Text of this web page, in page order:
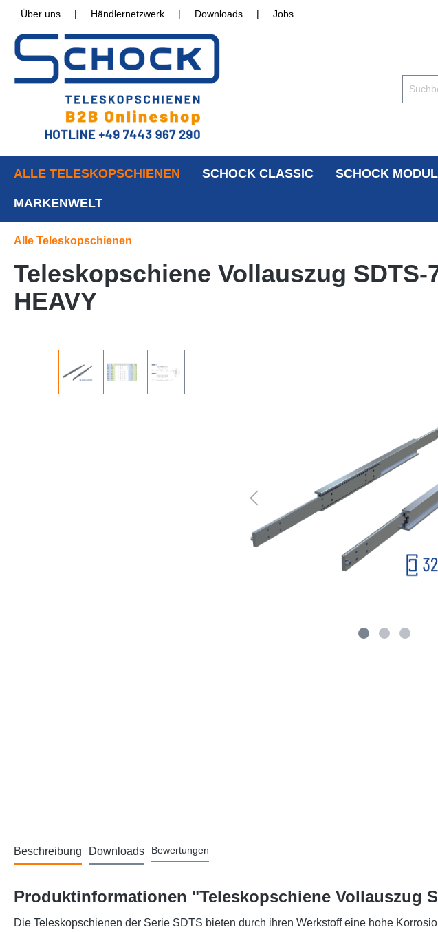
Über uns | Händlernetzwerk | Downloads | Jobs
ALLE TELESKOPSCHIENEN SCHOCK CLASSIC SCHOCK
MARKENWELT
Alle Teleskopschienen
Teleskopschiene Vollauszug
HEAVY
Beschreibung Downloads Bewertungen
Produktinformationen "Teleskopschiene Vollauszug
Die Teleskopschienen der Serie SDTS bieten durch ihren Werkstoff eine hohe